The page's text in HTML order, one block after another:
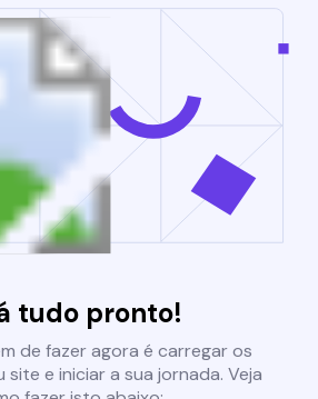
tudo pronto!
de fazer agora é carregar os
e iniciar a sua jornada. Veja